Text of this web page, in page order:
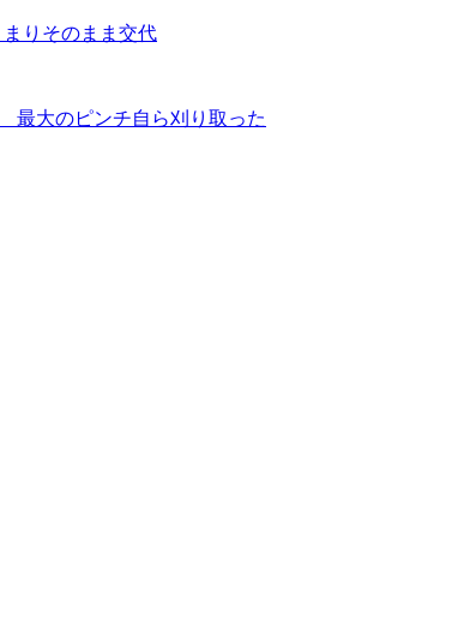
りそのまま交代
最大のピンチ自ら刈り取った